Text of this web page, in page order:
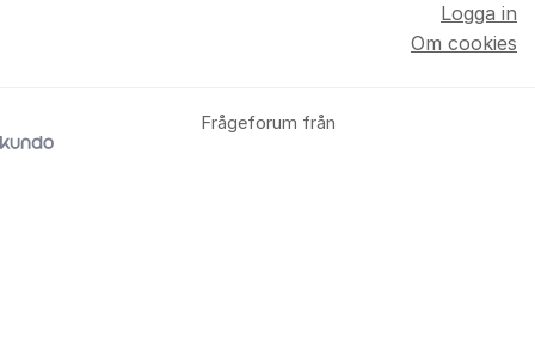
Frågeforum från
Logga in
Om cookies